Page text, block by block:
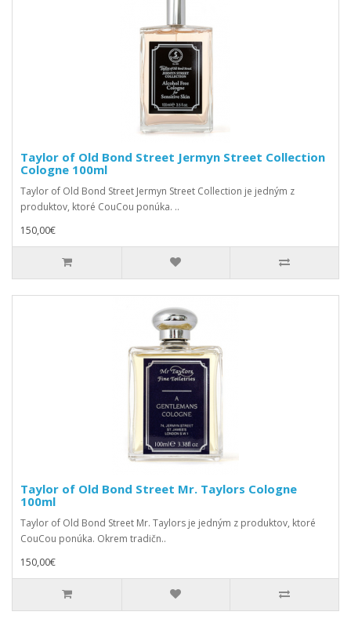
Taylor of Old Bond Street Jermyn Street Collection
Cologne 100ml
Taylor of Old Bond Street Jermyn Street Collection je jedným z
produktov, ktoré CouCou ponúka. ..
150,00€
Taylor of Old Bond Street Mr. Taylors Cologne
100ml
Taylor of Old Bond Street Mr. Taylors je jedným z produktov, ktoré
CouCou ponúka. Okrem tradičn..
150,00€